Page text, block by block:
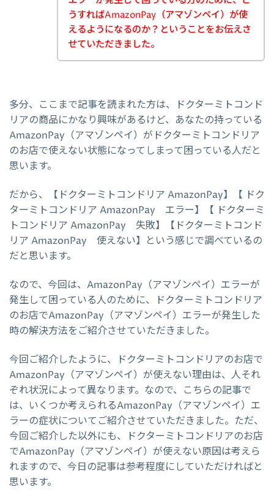
うすればAmazonPay（アマゾンペイ）が使
えるようになるのか？ということをお伝えさ
せていただきました。
多分、ここまで記事を読まれた方は、ドクターミトコンド
リアの商品にかなり興味があるけど、あなたの持っている
AmazonPay（アマゾンペイ）がドクターミトコンドリア
のお店で使えない状態になってしまって困っている人だと
思います。
だから、【ドクターミトコンドリア AmazonPay】【 ドク
ターミトコンドリア AmazonPay エラー】【 ドクターミ
トコンドリア AmazonPay 失敗】【ドクターミトコンド
リア AmazonPay 使えない】という感じで調べているの
だと思います。
なので、今回は、AmazonPay（アマゾンペイ）エラーが
発生して困っている人のために、ドクターミトコンドリア
のお店でAmazonPay（アマゾンペイ）エラーが発生した
時の解決方法をご紹介させていただきました。
今回ご紹介したように、ドクターミトコンドリアのお店で
AmazonPay（アマゾンペイ）が使えない理由は、人それ
ぞれ状況によって異なります。なので、こちらの記事で
は、いくつか考えられるAmazonPay（アマゾンペイ）エ
ラーの症状についてご紹介させていただきました。ただ、
今回ご紹介した以外にも、ドクターミトコンドリアのお店
でAmazonPay（アマゾンペイ）が使えない原因は考えら
れますので、今日の記事は参考程度にしていただければと
思います。